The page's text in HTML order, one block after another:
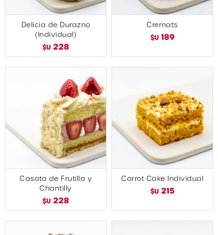
Delicia de Durazno
(Individual)
$U 228
Cremats
$U 189
Casata de Frutilla y
Chantilly
$U 228
Carrot Cake Individual
$U 215